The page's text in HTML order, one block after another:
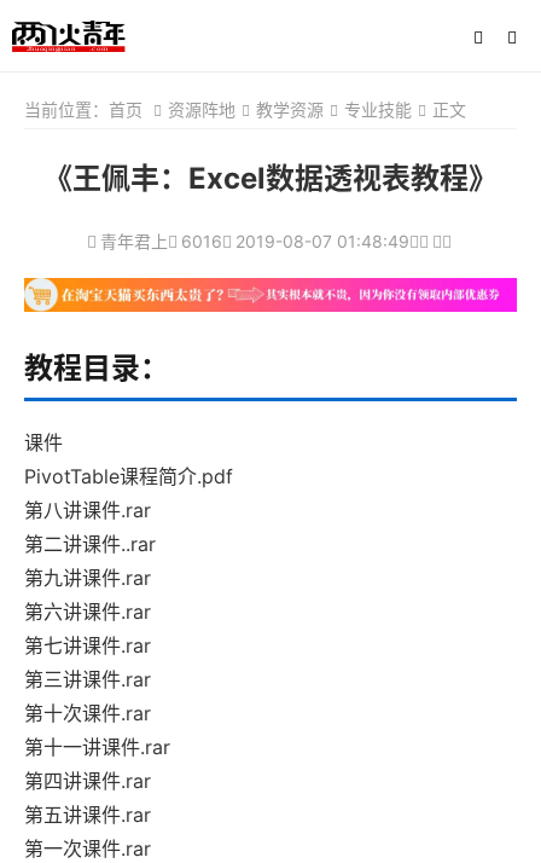
当前位置： 首页 资源阵地 教学资源 专业技能 正文
《王佩丰：Excel数据透视表教程》
青年君上 6016 2019-08-07 01:48:49
教程目录：
课件
PivotTable课程简介.pdf
第八讲课件.rar
第二讲课件..rar
第九讲课件.rar
第六讲课件.rar
第七讲课件.rar
第三讲课件.rar
第十次课件.rar
第十一讲课件.rar
第四讲课件.rar
第五讲课件.rar
第一次课件.rar